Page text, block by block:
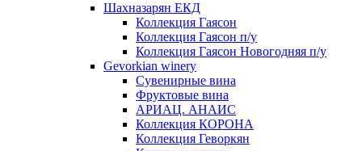
Шахназарян ЕКД
Коллекция Гаясон
Коллекция Гаясон п/у
Коллекция Гаясон Новогодняя п/у
Gevorkian winery
Сувенирные вина
Фруктовые вина
АРИАЦ. АНАИС
Коллекция КОРОНА
Коллекция Геворкян